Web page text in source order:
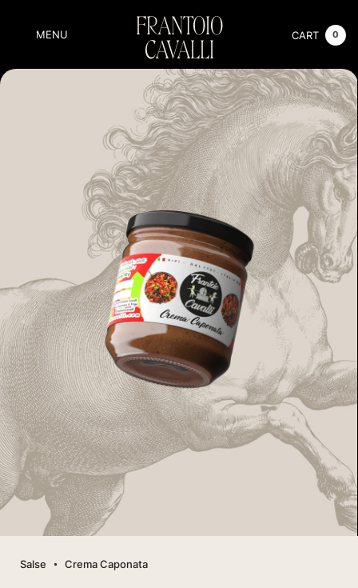
MENU CART 0
FRANTOIO
CAVALLI
Salse Crema Caponata